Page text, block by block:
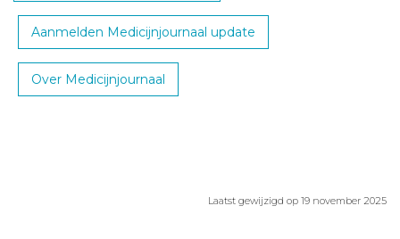
Aanmelden Medicijnjournaal update
Over Medicijnjournaal
Laatst gewijzigd op 19 november 2025